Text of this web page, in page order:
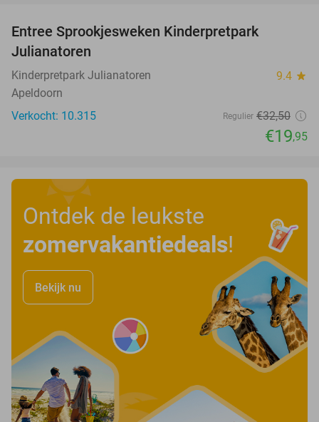
Entree Sprookjesweken Kinderpretpark
Julianatoren
Kinderpretpark Julianatoren 9.4 star
Apeldoorn
Verkocht: 10.315
Regulier €32,50
€19,95
Ontdek de leukste
zomervakantiedeals!
Bekijk nu